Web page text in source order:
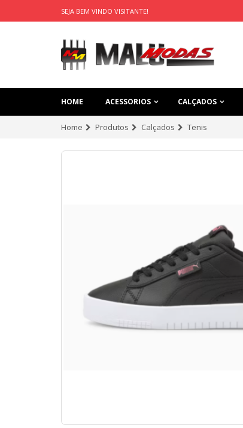
SEJA BEM VINDO VISITANTE!
HOME ACESSORIOS CALÇADOS
Home Produtos Calçados Tenis